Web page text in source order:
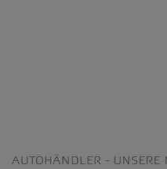
AUTOHÄNDLER - UNSERE